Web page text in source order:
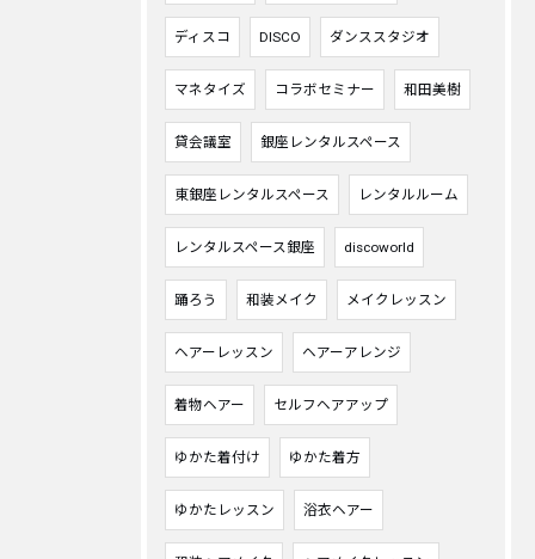
ディスコ DISCO ダンススタジオ
マネタイズ コラボセミナー 和田美樹
貸会議室 銀座レンタルスペース
東銀座レンタルスペース レンタルルーム
レンタルスペース銀座 discoworld
踊ろう 和装メイク メイクレッスン
ヘアーレッスン ヘアーアレンジ
着物ヘアー セルフヘアアップ
ゆかた着付け ゆかた着方
ゆかたレッスン 浴衣ヘアー